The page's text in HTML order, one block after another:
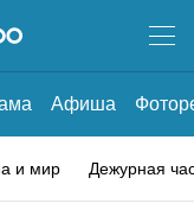
Афиша
и мир Дежурная